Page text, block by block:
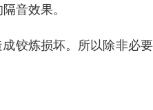
音效果。
铰炼损坏。所以除非必